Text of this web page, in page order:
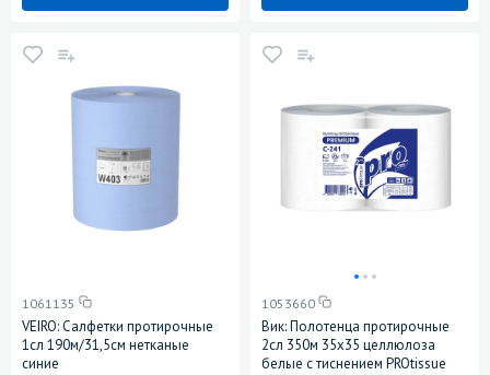
1061135
VEIRO: Салфетки протирочные
1сл 190м/31,5см нетканые
синие
1053660
Вик: Полотенца протирочные
2сл 350м 35х35 целлюлоза
белые с тиснением PROtissue